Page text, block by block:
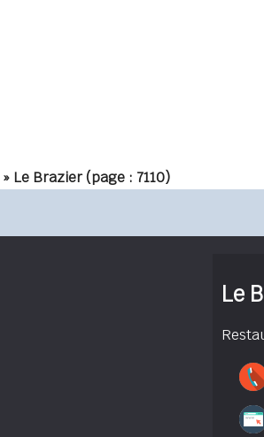
» Le Brazier(page : 7110)
Le